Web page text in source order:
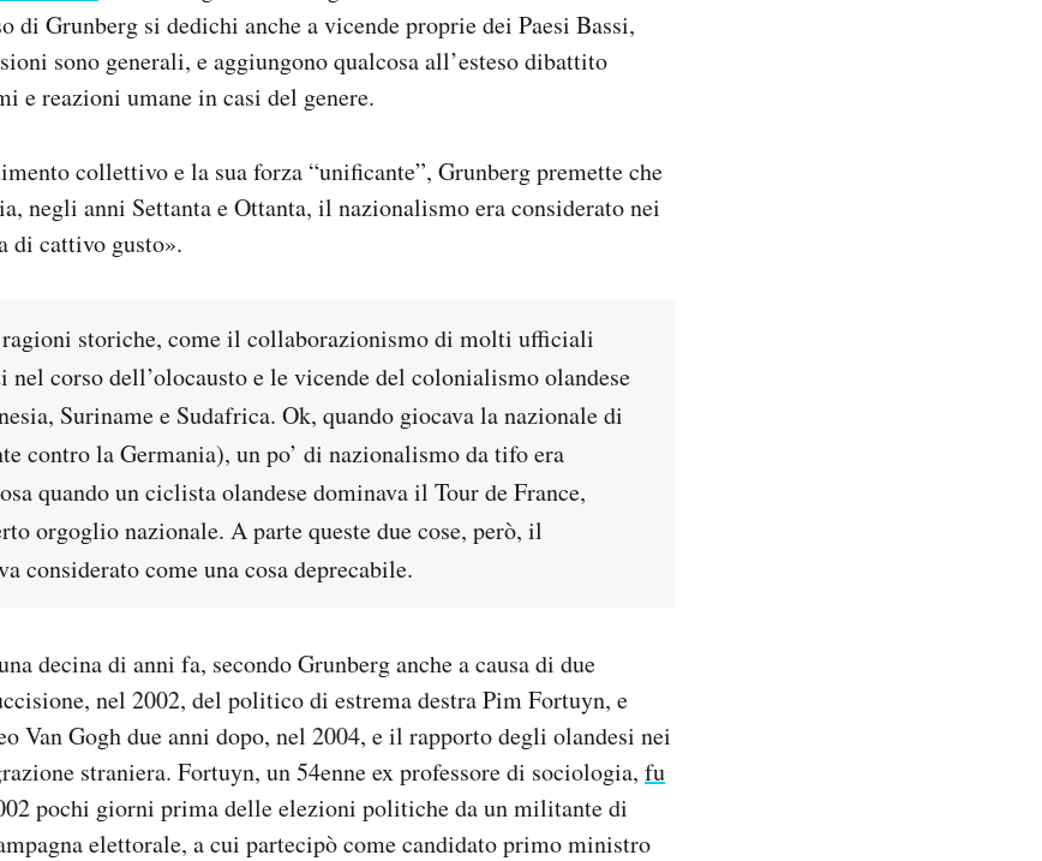
di Grunberg si dedichi anche a vicende proprie dei Paesi Bassi,
sono generali, e aggiungono qualcosa all’esteso dibattito
e reazioni umane in casi del genere.
collettivo e la sua forza “unificante”, Grunberg premette che
negli anni Settanta e Ottanta, il nazionalismo era considerato nei
di cattivo gusto».
ragioni storiche, come il collaborazionismo di molti ufficiali
nel corso dell’olocausto e le vicende del colonialismo olandese
Suriname e Sudafrica. Ok, quando giocava la nazionale di
contro la Germania), un po’ di nazionalismo da tifo era
quando un ciclista olandese dominava il Tour de France,
orgoglio nazionale. A parte queste due cose, però, il
considerato come una cosa deprecabile.
decina di anni fa, secondo Grunberg anche a causa di due
nel 2002, del politico di estrema destra Pim Fortuyn, e
Van Gogh due anni dopo, nel 2004, e il rapporto degli olandesi nei
straniera. Fortuyn, un 54enne ex professore di sociologia, fu
pochi giorni prima delle elezioni politiche da un militante di
elettorale, a cui partecipò come candidato primo ministro